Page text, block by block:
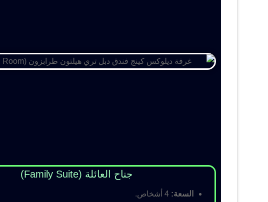
جناح العائلة (Family Suite)
السعة: